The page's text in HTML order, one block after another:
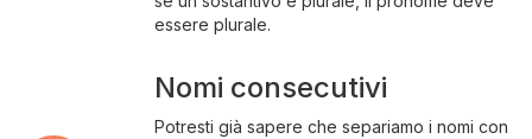
essere plurale.
Nomi consecutivi
Potresti già sapere che separiamo i nomi con